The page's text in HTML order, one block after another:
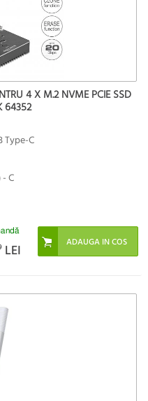
4 X M.2 NVME PCIE SSD
64352
Type-C
- C
LEI